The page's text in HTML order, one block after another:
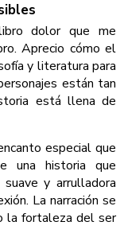
dolor que me
Aprecio cómo el
y literatura para
están tan
está llena de
especial que
una historia que
y arrulladora
La narración se
la fortaleza del ser